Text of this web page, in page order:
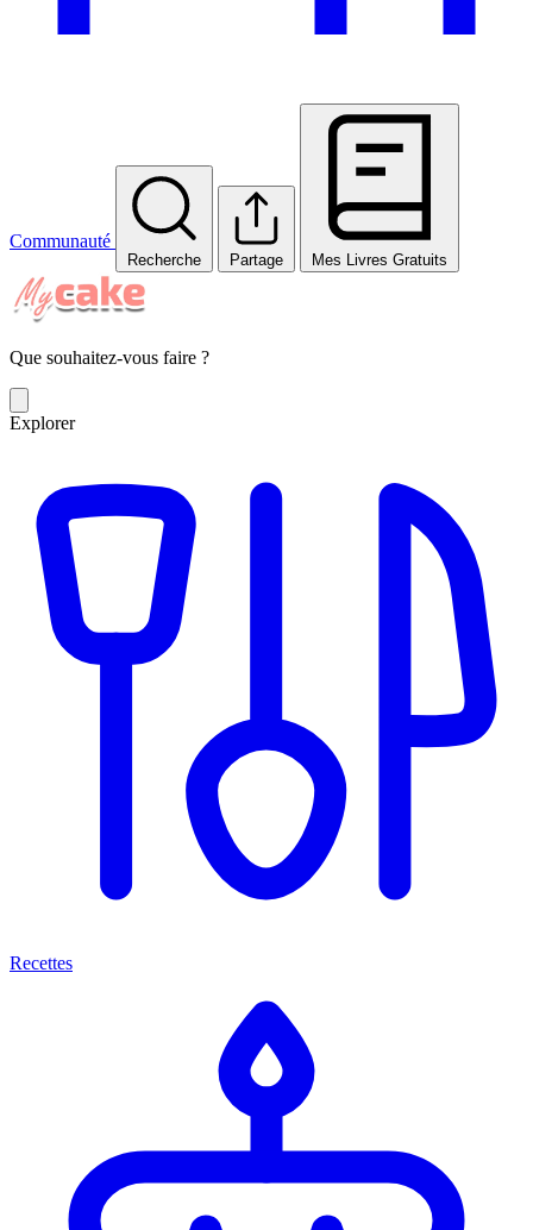
Communauté
Recherche Partage Mes Livres Gratuits
Que souhaitez-vous faire ?
Explorer
Recettes